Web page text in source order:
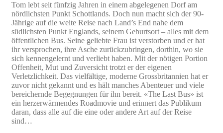
Tom lebt seit fünfzig Jahren in einem abgelegenen Dorf am
nördlichsten Punkt Schottlands. Doch nun macht sich der 90-
Jährige auf die weite Reise nach Land’s End nahe dem
südlichsten Punkt Englands, seinem Geburtsort – alles mit dem
öffentlichen Bus. Seine geliebte Frau ist verstorben und er hat
ihr versprochen, ihre Asche zurückzubringen, dorthin, wo sie
sich kennengelernt und verliebt haben. Mit der nötigen Portion
Offenheit, Mut und Zuversicht trotzt er der eigenen
Verletzlichkeit. Das vielfältige, moderne Grossbritannien hat er
zuvor nicht gekannt und es hält manches Abenteuer und viele
bereichernde Begegnungen für ihn bereit. «The Last Bus» ist
ein herzerwärmendes Roadmovie und erinnert das Publikum
daran, dass alle auf die eine oder andere Art auf der Reise
sind…